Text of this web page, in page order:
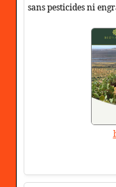
sans pesticides ni